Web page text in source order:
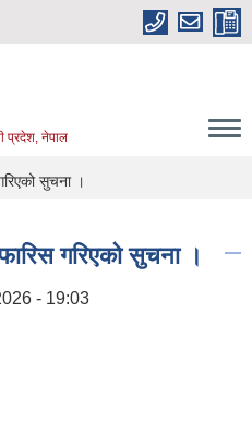
प्रदेश, नेपाल
सुचना ।
गरिएको सुचना ।
- 19:03